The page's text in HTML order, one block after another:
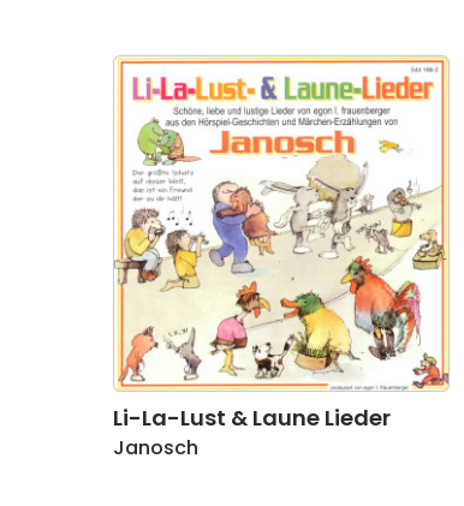
Li-La-Lust & Laune Lieder
Janosch